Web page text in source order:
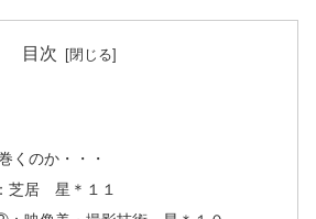
目次
くのか・・・
芝居 星＊１１